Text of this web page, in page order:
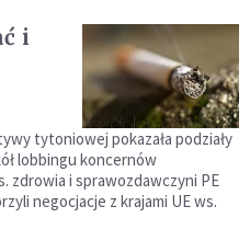
i
tytoniowej pokazała podziały
lobbingu koncernów
zdrowia i sprawozdawczyni PE
negocjacje z krajami UE ws.